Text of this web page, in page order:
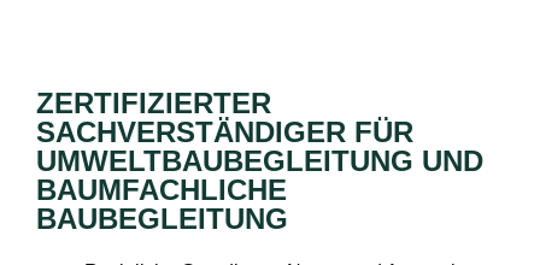
ZERTIFIZIERTER
SACHVERSTÄNDIGER FÜR
UMWELTBAUBEGLEITUNG UND
BAUMFACHLICHE
BAUBEGLEITUNG